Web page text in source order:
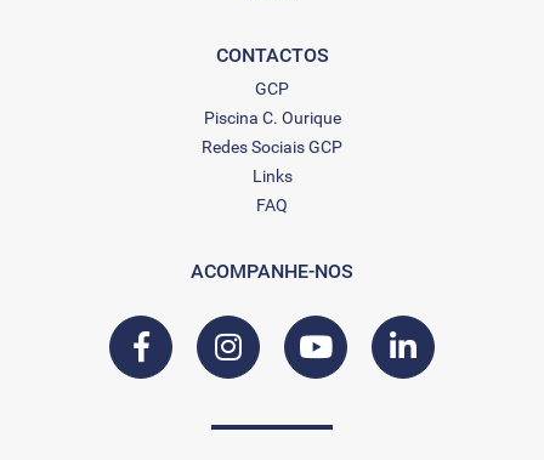
CONTACTOS
GCP
Piscina C. Ourique
Redes Sociais GCP
Links
FAQ
ACOMPANHE-NOS